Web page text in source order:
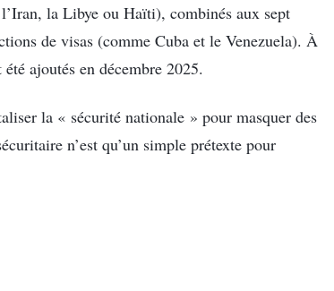
la Libye ou Haïti), combinés aux sept
de visas (comme Cuba et le Venezuela). À
ajoutés en décembre 2025.
la « sécurité nationale » pour masquer des
n’est qu’un simple prétexte pour